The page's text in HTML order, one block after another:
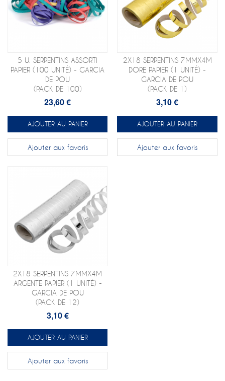
5 U. SERPENTINS ASSORTI
PAPIER (100 UNITÉ) - GARCIA
DE POU
(PACK DE 100)
23,60 €
AJOUTER AU PANIER
Ajouter aux favoris
2X18 SERPENTINS 7MMX4M
DORE PAPIER (1 UNITÉ) -
GARCIA DE POU
(PACK DE 1)
3,10 €
AJOUTER AU PANIER
Ajouter aux favoris
2X18 SERPENTINS 7MMX4M
ARGENTE PAPIER (1 UNITÉ) -
GARCIA DE POU
(PACK DE 12)
3,10 €
AJOUTER AU PANIER
Ajouter aux favoris